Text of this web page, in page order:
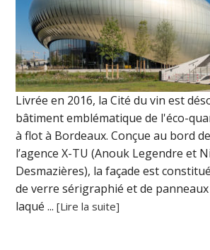
Livrée en 2016, la Cité du vin est
bâtiment emblématique de l'éco-
à flot à Bordeaux. Conçue au bord
l’agence X-TU (Anouk Legendre et
Desmazières), la façade est
de verre sérigraphié et de panneaux
laqué ...[Lire la suite]